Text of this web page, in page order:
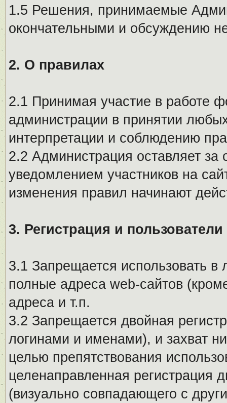
1.5 Решения, принимаемые
окончательными и обсуждению
2. О правилах
2.1 Принимая участие в работе
администрации в принятии
интерпретации и соблюдению
2.2 Администрация оставляет
уведомлением участников на
изменения правил начинают
3. Регистрация и пользователи
3.1 Запрещается использовать
полные адреса web-сайтов
адреса и т.п.
3.2 Запрещается двойная
логинами и именами), и захват
целью препятствования
целенаправленная регистрация
(визуально совпадающего с